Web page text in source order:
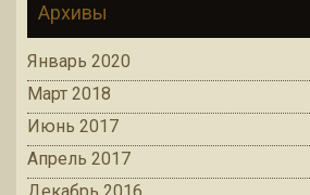
Архивы
Январь 2020
Март 2018
Июнь 2017
Апрель 2017